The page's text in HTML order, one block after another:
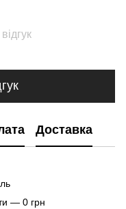
Доставка
— 0 грн